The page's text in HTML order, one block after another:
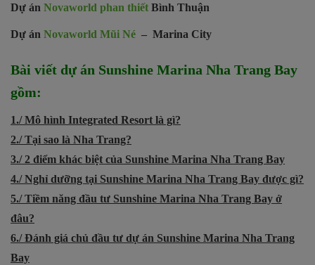
Dự án Novaworld phan thiết Bình Thuận
Dự án Novaworld Mũi Né – Marina City
Bài viết dự án Sunshine Marina Nha Trang Bay
gồm:
1./ Mô hình Integrated Resort là gì?
2./ Tại sao là Nha Trang?
3./ 2 điểm khác biệt của Sunshine Marina Nha Trang Bay
4./ Nghỉ dưỡng tại Sunshine Marina Nha Trang Bay được gì?
5./ Tiềm năng đầu tư Sunshine Marina Nha Trang Bay ở
đâu?
6./ Đánh giá chủ đầu tư dự án Sunshine Marina Nha Trang
Bay